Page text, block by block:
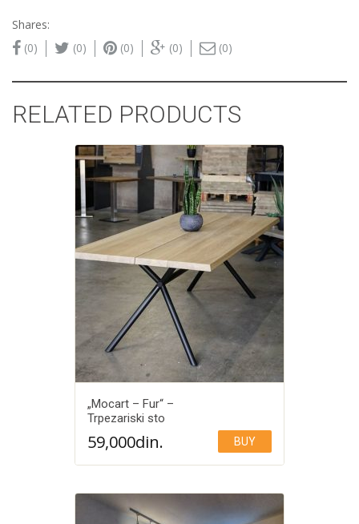
Shares:
(0)
(0) (0) (0) (0)
RELATED PRODUCTS
„Mocart – Fur“ –
Trpezariski sto
59,000din. BUY